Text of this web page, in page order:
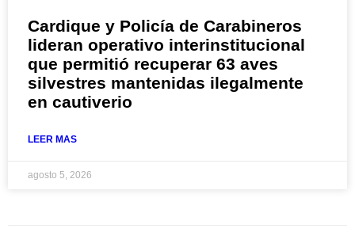
Cardique y Policía de Carabineros
lideran operativo interinstitucional
que permitió recuperar 63 aves
silvestres mantenidas ilegalmente
en cautiverio
LEER MAS
agosto 5, 2026